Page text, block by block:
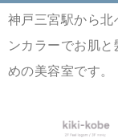
神戸三宮駅から北
ンカラーでお肌
めの美容室です。